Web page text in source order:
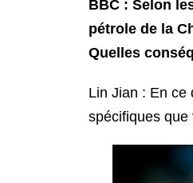
BBC : Selon
pétrole de la
Quelles
Lin Jian : En ce
spécifiques